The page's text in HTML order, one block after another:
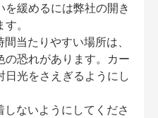
緩めるには弊社の開き
。
当たりやすい場所は、
の恐れがあります。カー
日光をさえぎるようにし
ないようにしてくださ